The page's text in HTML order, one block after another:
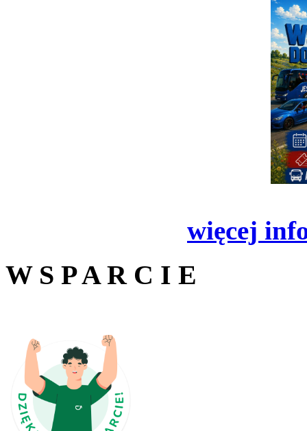
więcej
W S P A R C I E